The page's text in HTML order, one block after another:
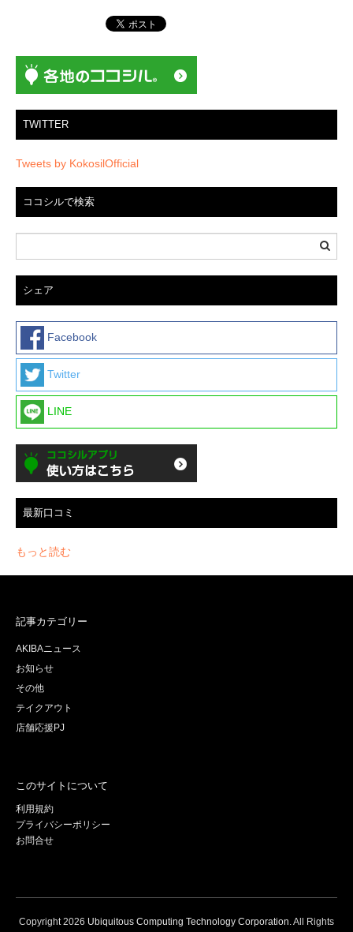
ョ
ン
TWITTER
Tweets by KokosilOfficial
ココシルで検索
シェア
Facebook
Twitter
LINE
最新口コミ
もっと読む
記事カテゴリー
AKIBAニュース
お知らせ
その他
テイクアウト
店舗応援PJ
このサイトについて
利用規約
プライバシーポリシー
お問合せ
Copyright2026 Ubiquitous Computing Technology Corporation. All Rights